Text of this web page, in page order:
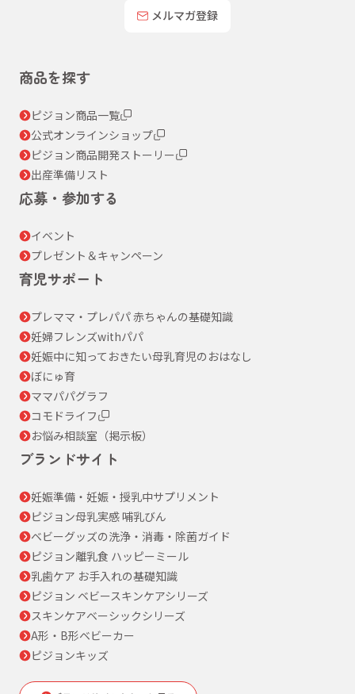
メルマガ登録
商品を探す
ピジョン商品一覧
公式オンラインショップ
ピジョン商品開発ストーリー
出産準備リスト
応募・参加する
イベント
プレゼント＆キャンペーン
育児サポート
プレママ・プレパパ 赤ちゃんの基礎知識
妊婦フレンズwithパパ
妊娠中に知っておきたい母乳育児のおはなし
ぼにゅ育
ママパパグラフ
コモドライフ
お悩み相談室（掲示板）
ブランドサイト
妊娠準備・妊娠・授乳中サプリメント
ピジョン母乳実感 哺乳びん
ベビーグッズの洗浄・消毒・除菌ガイド
ピジョン離乳食 ハッピーミール
乳歯ケア お手入れの基礎知識
ピジョン ベビースキンケアシリーズ
スキンケアベーシックシリーズ
A形・B形ベビーカー
ピジョンキッズ